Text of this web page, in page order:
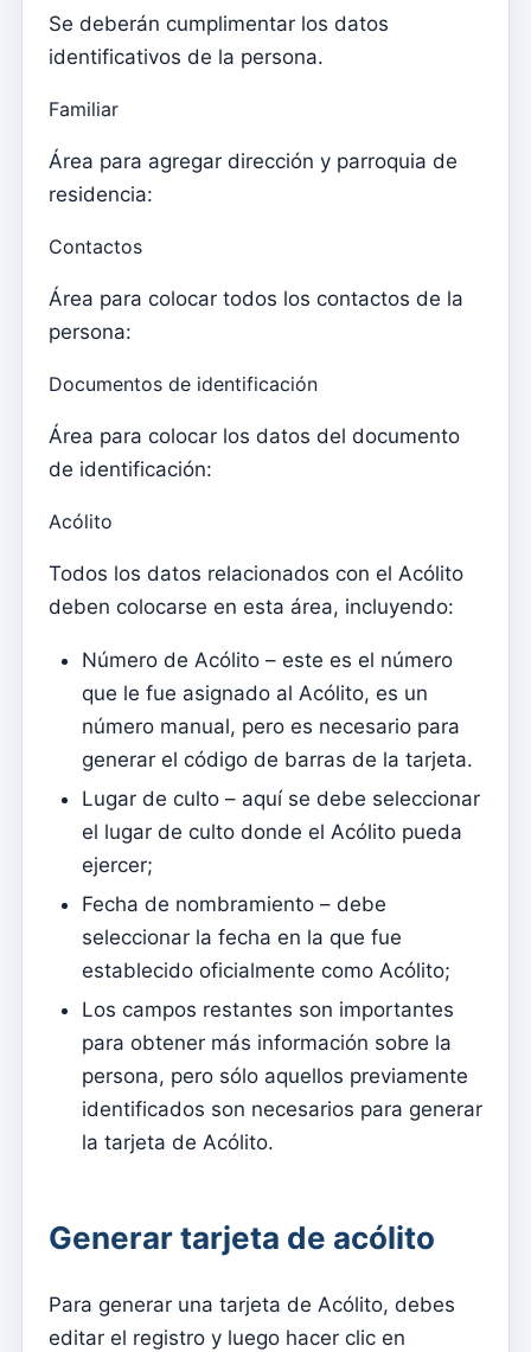
Elementos del clero
Intenciones masivas
Fallecidos
Familias
Suporte
Sacramentos
Confirmaciones
Matrimonios
Tesouraria
Tipos de documentos
Notificación de importes abiertos (por correo
electrónico)
Recibo
Nota de deuda (Reversión)
nota de deuda
Donación
Crédito
Avance
Documentos
Avenças
Pactos
Menús
Eventos
Se deberán cumplimentar los datos
identificativos de la persona.
Familiar
Área para agregar dirección y parroquia de
residencia:
Contactos
Área para colocar todos los contactos de la
persona:
Documentos de identificación
Área para colocar los datos del documento
de identificación:
Acólito
Todos los datos relacionados con el Acólito
deben colocarse en esta área, incluyendo:
Número de Acólito – este es el número
que le fue asignado al Acólito, es un
número manual, pero es necesario para
generar el código de barras de la tarjeta.
Lugar de culto – aquí se debe seleccionar
el lugar de culto donde el Acólito pueda
ejercer;
Fecha de nombramiento – debe
seleccionar la fecha en la que fue
establecido oficialmente como Acólito;
Los campos restantes son importantes
para obtener más información sobre la
persona, pero sólo aquellos previamente
identificados son necesarios para generar
la tarjeta de Acólito.
Generar tarjeta de acólito
Para generar una tarjeta de Acólito, debes
editar el registro y luego hacer clic en